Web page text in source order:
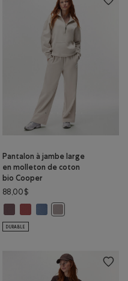
GRIS MINUIT Couleur
Nuage: CAFÉ NOIR Couleur
Pantalon à jambe large
en molleton de coton
bio Cooper
88,00$
DURABLE